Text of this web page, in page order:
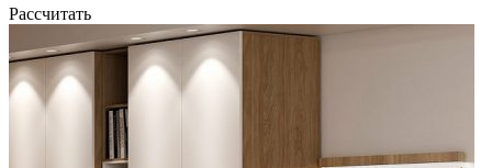
Рассчитать